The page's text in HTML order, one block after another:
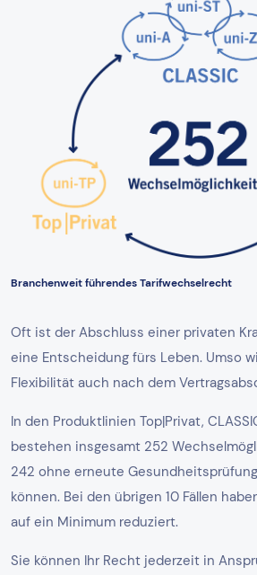
Branchenweit führendes Tarifwechselrecht
Oft ist der Abschluss einer privaten
eine Entscheidung fürs Leben. Umso
Flexibilität auch nach dem
In den Produktlinien Top|Privat,
bestehen insgesamt 252
242 ohne erneute
können. Bei den übrigen 10 Fällen
auf ein Minimum reduziert.
Sie können Ihr Recht jederzeit in